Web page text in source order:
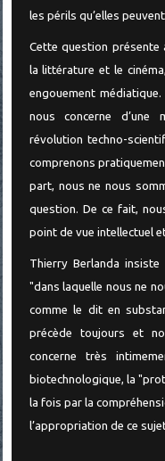
les périls qu’elles
Cette question présente
la littérature et le
engouement
nous concerne d’une
révolution techno-
comprenons
part, nous ne nous
question. De ce fait,
point de vue intellectuel
Thierry Berlanda
"dans laquelle nous ne
comme le dit en
précède toujours et
concerne très
biotechnologique, la
la fois par la
l’appropriation de ce